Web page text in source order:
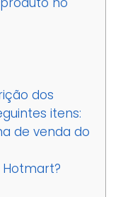
dos
itens:
de venda do